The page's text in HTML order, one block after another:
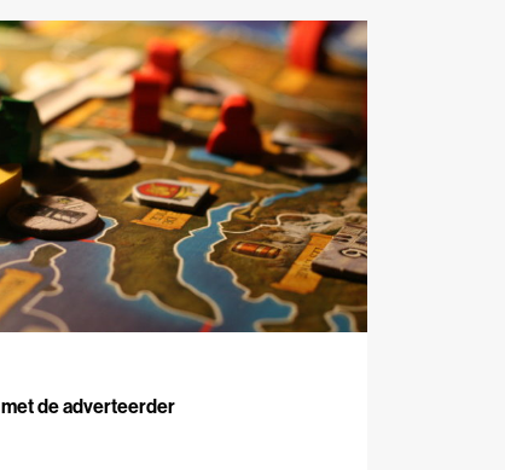
de adverteerder